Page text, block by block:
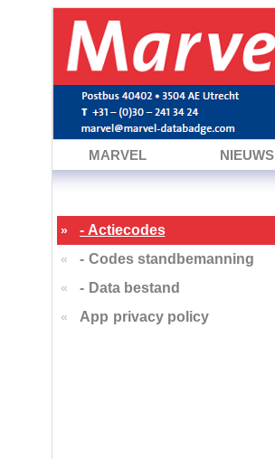
MARVEL NIEUWS
» - Actiecodes
« - Codes standbemanning
« - Data bestand
« App privacy policy